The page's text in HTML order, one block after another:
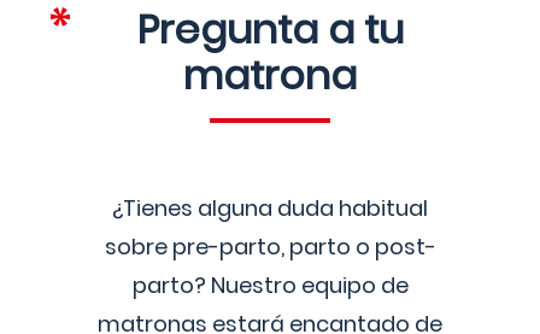
Pregunta a tu
matrona
¿Tienes alguna duda habitual
sobre pre-parto, parto o post-
parto? Nuestro equipo de
matronas estará encantado de